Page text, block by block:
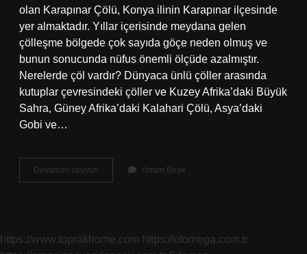
olan Karapınar Çölü, Konya ilinin Karapınar ilçesinde
yer almaktadır. Yıllar içerisinde meydana gelen
çölleşme bölgede çok sayıda göçe neden olmuş ve
bunun sonucunda nüfus önemli ölçüde azalmıştır.
Nerelerde çöl vardır? Dünyaca ünlü çöller arasında
kutuplar çevresindeki çöller ve Kuzey Afrika’daki Büyük
Sahra, Güney Afrika’daki Kalahari Çölü, Asya’daki
Gobi ve…
Devamını okuyun Türkiyenin
Hangi
Yorum Bırak
https://www.toprakhome.com https://otomega.com.tr